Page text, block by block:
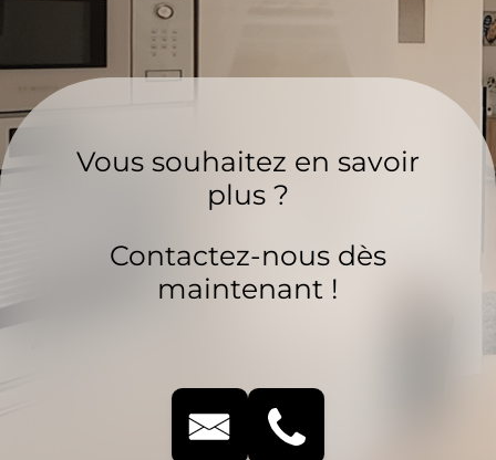
Vous souhaitez en savoir
plus ?
Contactez-nous dès
maintenant !